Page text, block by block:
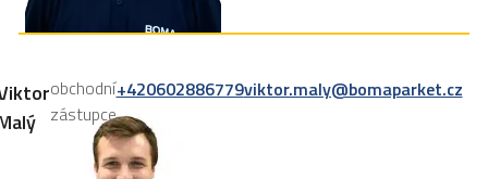
obchodní
zástupce
+420602886779viktor.maly@bomaparket.cz